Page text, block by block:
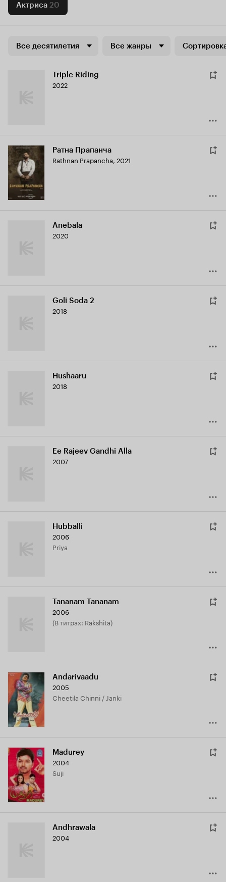
Актриса 20
Все десятилетия Все жанры
Triple Riding
2022
Ратна Прапанча
Rathnan Prapancha, 2021
Anebala
2020
Goli Soda 2
2018
Hushaaru
2018
Ee Rajeev Gandhi Alla
2007
Hubballi
2006
Priya
Tananam Tananam
2006
(в титрах: Rakshita)
Andarivaadu
2005
Cheetila Chinni / Janki
Madurey
2004
Suji
Andhrawala
2004